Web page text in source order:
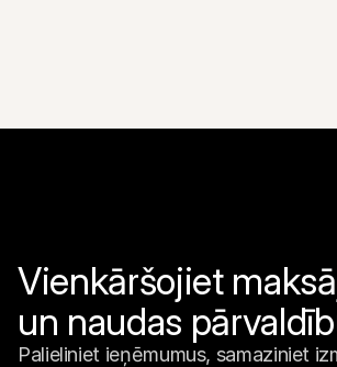
Vienkāršojiet
un naudas
Palieliniet ieņēmumus, samaziniet